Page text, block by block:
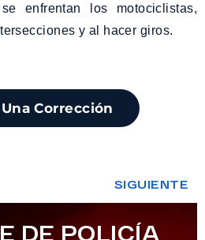
enfrentan los motociclistas,
y al hacer giros.
Corrección
SIGUIENTE
DE POLICÍA